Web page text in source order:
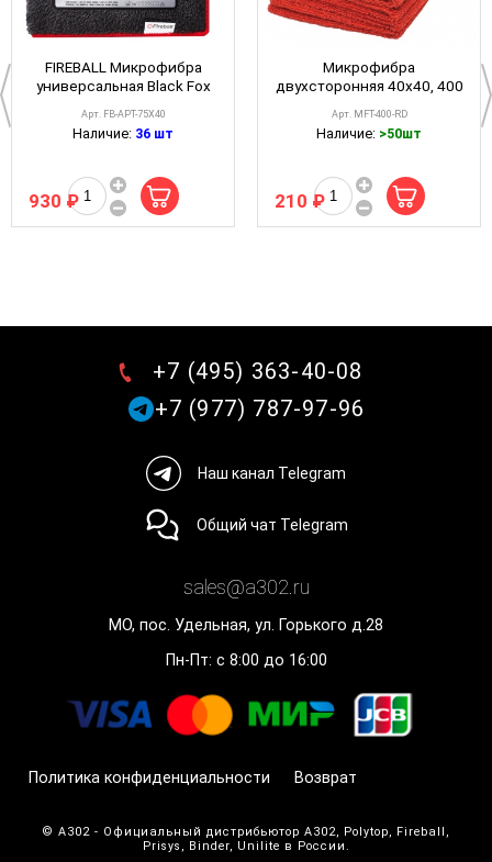
FIREBALL Микрофибра
универсальная Black Fox
Арт. FB-APT-75X40
Наличие: 36 шт
930 ₽
Микрофибра
двухсторонняя 40x40, 400
A302 Microfibre Cloth Red
Арт. MFT-400-RD
Наличие: >50шт
210 ₽
МО, пос. Удельная, ул. Горького д.28
Пн-Пт: с 8:00 до 16:00
Политика конфиденциальности Возврат
© A302 - Официальный дистрибьютор A302, Polytop, Fireball,
Prisys, Binder, Unilite в России.
+7 (495) 363-40-08
+7 (977) 787-97-96
Наш канал Telegram
Общий чат Telegram
sales@a302.ru